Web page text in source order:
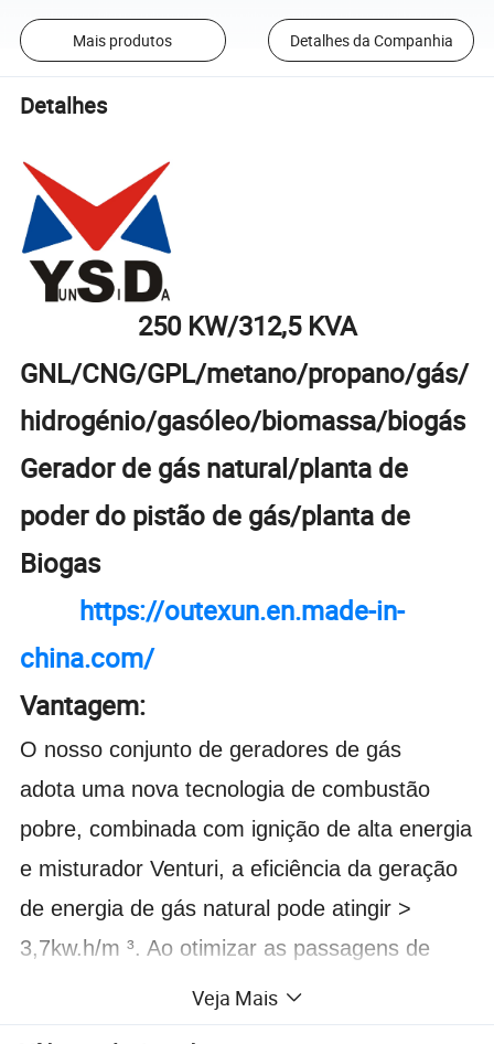
Mais produtos Detalhes da Companhia
Detalhes
250 KW/312,5 KVA
GNL/CNG/GPL/metano/propano/gás/
hidrogénio/gasóleo/biomassa/biogás
Gerador de gás natural/planta de
poder do pistão de gás/planta de
Biogas
https://outexun.en.made-in-
china.com/
Vantagem:
O nosso conjunto de geradores de gás
adota uma nova tecnologia de combustão
pobre, combinada com ignição de alta energia
e misturador Venturi, a eficiência da geração
de energia de gás natural pode atingir >
3,7kw.h/m ³. Ao otimizar as passagens de
admissão e escape do motor a gás, cada
cilindro pode funcionar de forma uniforme,
Veja Mais